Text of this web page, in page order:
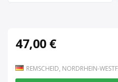
47,00 €
REMSCHEID, NORDRHEIN-